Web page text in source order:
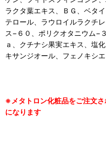
ラクタ葉エキス、ＢＧ、ベタ
テロール、ラウロイルラクチ
ス−６０、ポリクオタニウム−
ａ、クチナシ果実エキス、塩
キサンジオール、フェノキシ
※メタトロン化粧品をご注文
になります